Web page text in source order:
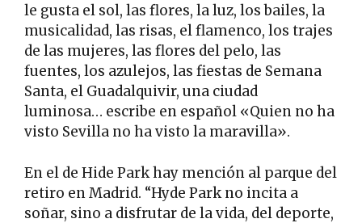
le gusta el sol, las flores, la luz, los bailes, la
musicalidad, las risas, el flamenco, los trajes
de las mujeres, las flores del pelo, las
fuentes, los azulejos, las fiestas de Semana
Santa, el Guadalquivir, una ciudad
luminosa… escribe en español «Quien no ha
visto Sevilla no ha visto la maravilla».
En el de Hide Park hay mención al parque del
retiro en Madrid. “Hyde Park no incita a
soñar, sino a disfrutar de la vida, del deporte,